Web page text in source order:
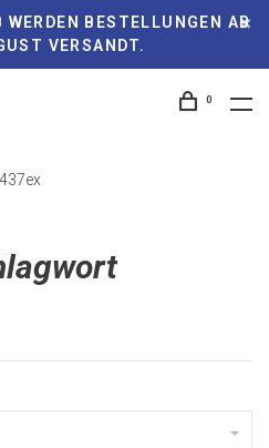
BESTELLUNGEN AB
VERSANDT.
0